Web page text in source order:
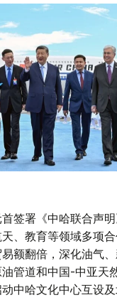
签署《中哈联合声明
、教育等领域多项
额翻倍，深化油气
管道和中国-中亚天
中哈文化中心互设